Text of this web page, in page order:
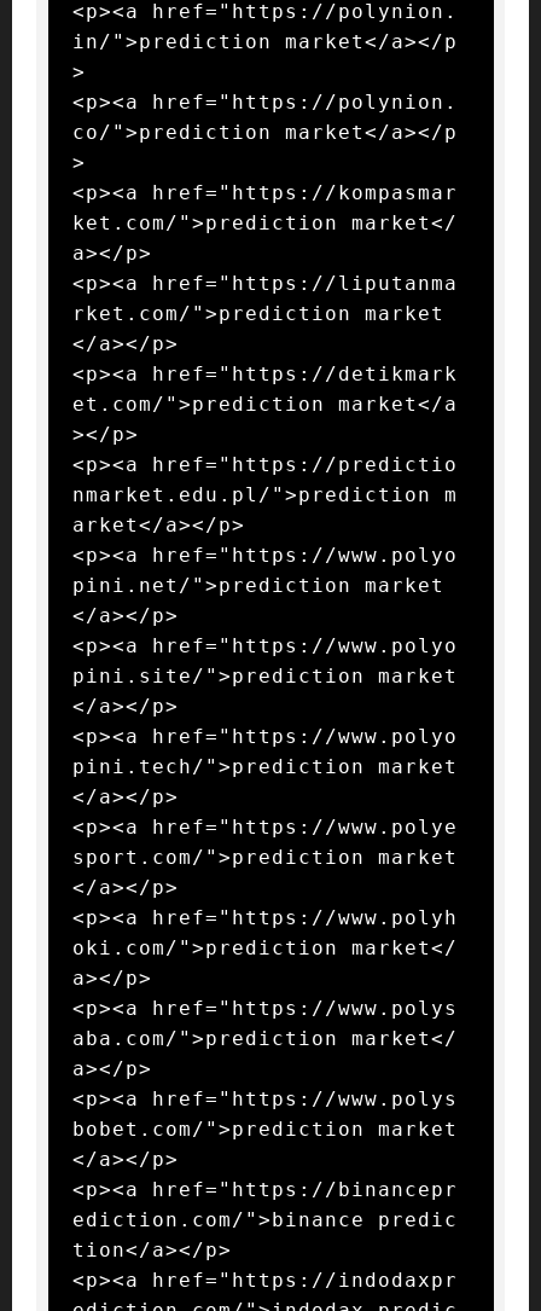
<p><a href="https://polynion.
in/">prediction market</a></p
>
<p><a href="https://polynion.
co/">prediction market</a></p
>
<p><a href="https://kompasmar
ket.com/">prediction market</
a></p>
<p><a href="https://liputanma
rket.com/">prediction market
</a></p>
<p><a href="https://detikmark
et.com/">prediction market</a
></p>
<p><a href="https://predictio
nmarket.edu.pl/">prediction m
arket</a></p>
<p><a href="https://www.polyo
pini.net/">prediction market
</a></p>
<p><a href="https://www.polyo
pini.site/">prediction market
</a></p>
<p><a href="https://www.polyo
pini.tech/">prediction market
</a></p>
<p><a href="https://www.polye
sport.com/">prediction market
</a></p>
<p><a href="https://www.polyh
oki.com/">prediction market</
a></p>
<p><a href="https://www.polys
aba.com/">prediction market</
a></p>
<p><a href="https://www.polys
bobet.com/">prediction market
</a></p>
<p><a href="https://binancepr
ediction.com/">binance predic
tion</a></p>
<p><a href="https://indodaxpr